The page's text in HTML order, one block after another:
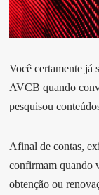
Você certamente já
AVCB quando
pesquisou
Afinal de contas,
confirmam quando
obtenção ou